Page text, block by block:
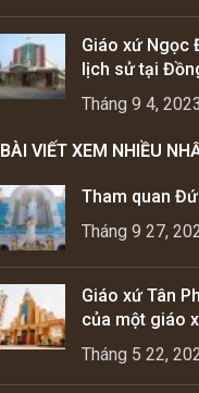
Giáo xứ Ngọc
lịch sử tại
Tháng 9 4, 2023
BÀI VIẾT XEM NHIỀU
Tham quan
Tháng 9 27,
Giáo xứ Tân
của một giáo
Tháng 5 22,